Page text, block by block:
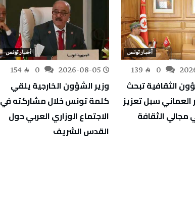
أخبار تونس
139
الثقافية تبحث
العماني سبل تعزيز
مجالي الثقافة
أخبار تونس
2026-08-05
154
وزير الشؤون الخارجية يلقي
كلمة تونس خلال مشاركته في
الاجتماع الوزاري العربي حول
القدس الشريف